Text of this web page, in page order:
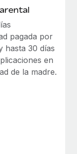
pagada por
hasta 30 días
en
de la madre.